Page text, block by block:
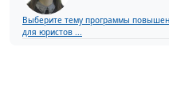
Выберите тему программы
для юристов ...